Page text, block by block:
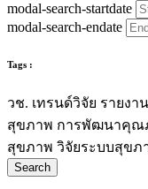
modal-search-startdate
modal-search-endate
Tags :
วช. เทรนด์วิจัย รายงา
สุขภาพ การพัฒนาคุณ
สุขภาพ วิจัยระบบสุขภ
Search